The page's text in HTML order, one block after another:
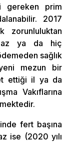
gereken prim
2017
zorunluluktan
az ya da hiç
sağlık
mezun bir
ettiği il ya da
Vakıflarına
fert başına
ise (2020 yılı